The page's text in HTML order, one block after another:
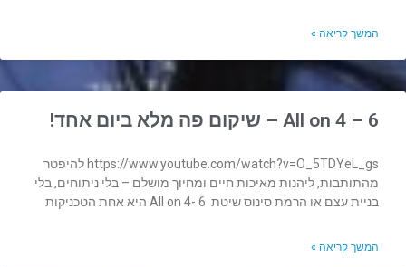
המשך קריאה »
All on 4 – 6 – שיקום פה מלא ביום אחד!
https://www.youtube.com/watch?v=O_5TDYeL_gs להיפטר
מהתותבות, ליהנות מאיכות חיים ומחיוך מושלם – בלי ניתוחים, בלי
בניית עצם או הרמת סינוס שיטת All on 4- 6 היא אחת הטכניקות
המשך קריאה »